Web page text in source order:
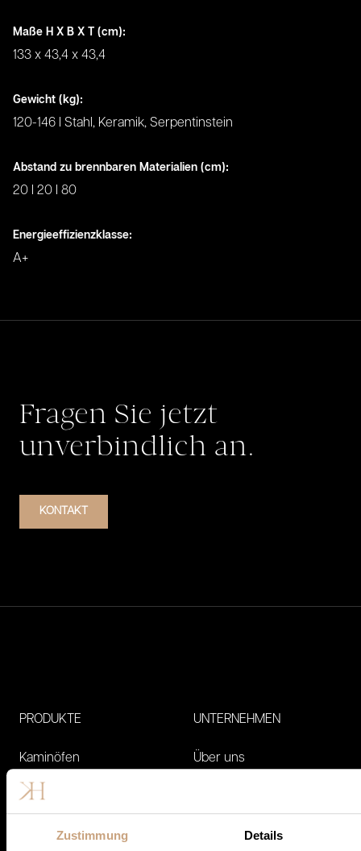
Zustimmung Details
Maße H X B X T (cm):
133 x 43,4 x 43,4
Gewicht (kg):
120-146 I Stahl, Keramik, Serpentinstein
Abstand zu brennbaren Materialien (cm):
20 I 20 I 80
Energieeffizienzklasse:
A+
Fragen Sie jetzt
unverbindlich an.
KONTAKT
PRODUKTE
Kaminöfen
Pelletöfen
UNTERNEHMEN
Über uns